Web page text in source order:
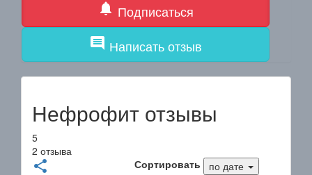
notifications Подписаться
comment Написать отзыв
Нефрофит отзывы
5
2 отзыва
share Сортировать
по дате